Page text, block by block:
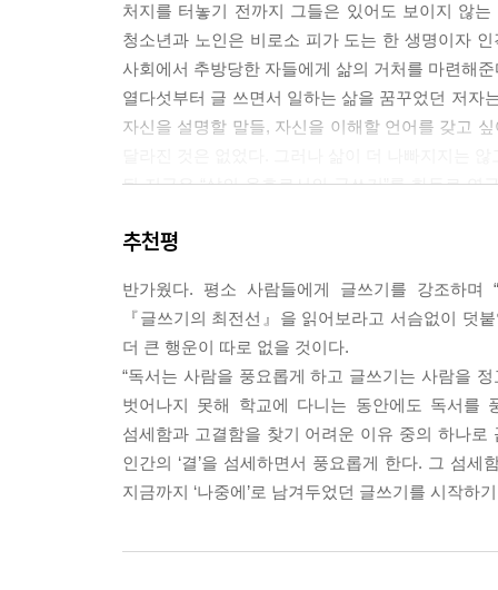
“합평은 글쓰기 수업을 하루로 치면 오후 2시의
는 주체’가 되어 자기 글을 말하고 동시에 듣는다
과하고 무엇이 덜한지 동료들이 지적해주기 전에
글을 듣고 나서 소감을 이야기할 것. 단순히 글이 ‘
8쪽
하며 살아가는 순치된 개인을 길러낸다.” -118쪽
“갑남을녀의 일상, 희로애락의 흐름, 너무 사소
륜 그 자체는 글이 될 수 없다. 모든 풍경이 사진이
중요하다. 그래서 작가는 뛰어난 관찰자여야 한다.”
“이 세상에는 나보다 학식이 높은 사람, 문장력이
미 훌륭한 글이 넘치므로 나는 글을 써야 할 이유
대신할 수 있는 사람은 아무도 없다. 내가 쓸 수 있
처지를 터놓기 전까지 그들은 있어도 보이지 않
청소년과 노인은 비로소 피가 도는 한 생명이자
사회에서 추방당한 자들에게 삶의 거처를 마련해
열다섯부터 글 쓰면서 일하는 삶을 꿈꾸었던 저자
자신을 설명할 말들, 자신을 이해할 언어를 갖고
된 지금은 “삶의 옹호로서의 글쓰기”를 화두로
“독서를 품고 있는” 저자의 글쓰기 수업은 시 낭
다양하다. 대부분 자신의 사회적 역할에 충실한
작정하고 찾아온 경우가 많다. 이들은 몇 달 간
경험을 한다. 저마다 자신의 삶에서 우러난 ‘나만
이 책은 글을 쓰기 시작했을 때 누구나 맞닥뜨
일어났는지, 그 섬세한 변화의 과정을 담았다. 특
뒤흔드는 책읽기, 인간에 대한 이해를 돕는 ‘르포
추천평
반가웠다. 평소 사람들에게 글쓰기를 강조하
『글쓰기의 최전선』을 읽어보라고 서슴없이 덧
더 큰 행운이 따로 없을 것이다.
“독서는 사람을 풍요롭게 하고 글쓰기는 사람을
벗어나지 못해 학교에 다니는 동안에도 독서를
섬세함과 고결함을 찾기 어려운 이유 중의 하나
인간의 ‘결’을 섬세하면서 풍요롭게 한다. 그 섬
지금까지 ‘나중에’로 남겨두었던 글쓰기를 시작하